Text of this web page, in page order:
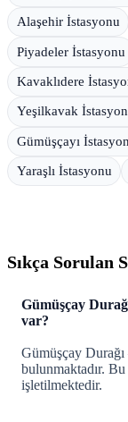
Alaşehir İstasyonu
Piyadeler İstasyonu
Kavaklıdere
Yeşilkavak
Gümüşçayı
Yaraşlı İstasyonu
Sıkça Sorulan
Gümüşçay
var?
Gümüşçay Durağı
bulunmaktadır. Bu
işletilmektedir.